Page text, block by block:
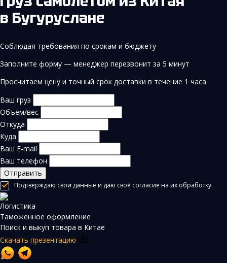
в Бугуруслане
Соблюдая требования по срокам и бюджету
Заполните форму — менеджер перезвонит за 5 минут
Просчитаем цену и точный срок доставки в течение 1 часа
Ваш груз
Объём/вес
Откуда
Куда
Ваш E-mail
Ваш телефон
Отправить
Подтверждаю свои данные и даю своё согласие на их обработку.
Логистика
Таможенное оформление
Поиск и выкуп товара в Китае
Скачать презентацию